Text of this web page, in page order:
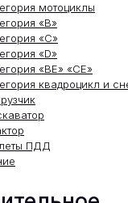
мотоциклы
«В»
«С»
«D»
«ВЕ» «СЕ»
квадроцикл и
ПДД